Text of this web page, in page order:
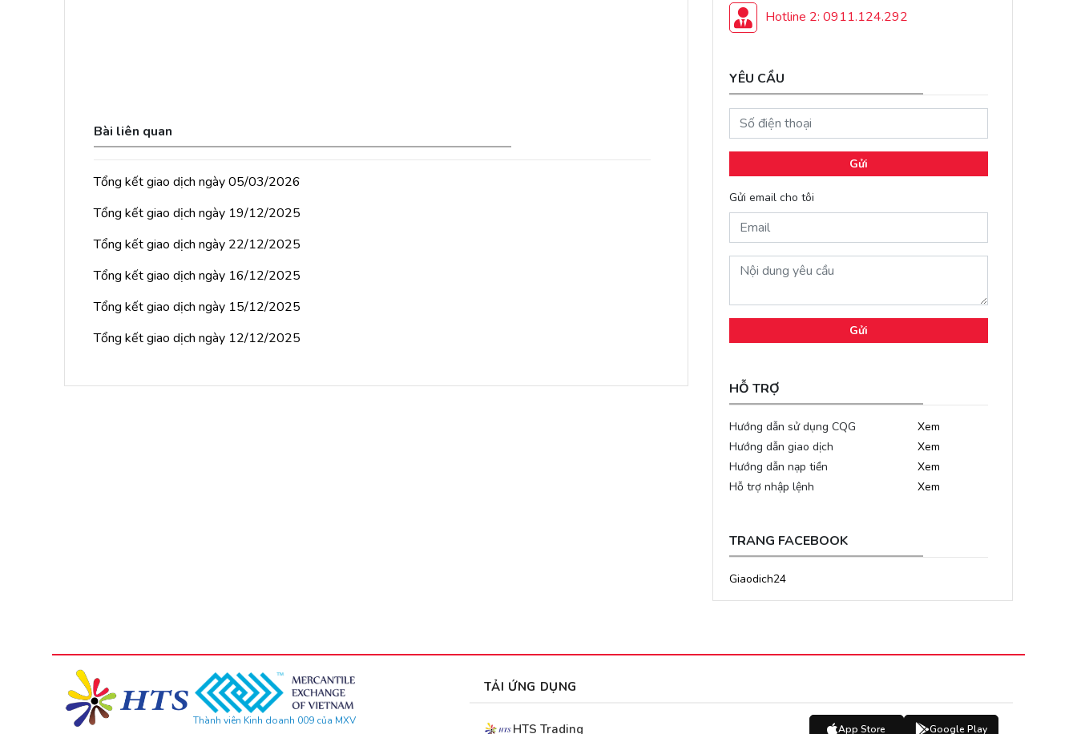
Bài liên quan
Tổng kết giao dịch ngày 05/03/2026
Tổng kết giao dịch ngày 19/12/2025
Tổng kết giao dịch ngày 22/12/2025
Tổng kết giao dịch ngày 16/12/2025
Tổng kết giao dịch ngày 15/12/2025
Tổng kết giao dịch ngày 12/12/2025
Hotline 2: 0911.124.292
YÊU CẦU
Gửi
Gửi email cho tôi
Gửi
HỖ TRỢ
Hướng dẫn sử dụng CQG
Xem
Hướng dẫn giao dịch
Xem
Hướng dẫn nạp tiền
Xem
Hỗ trợ nhập lệnh
Xem
TRANG FACEBOOK
Giaodich24
Thành viên Kinh doanh 009 của MXV
TẢI ỨNG DỤNG
HTS Trading App Store Google Play